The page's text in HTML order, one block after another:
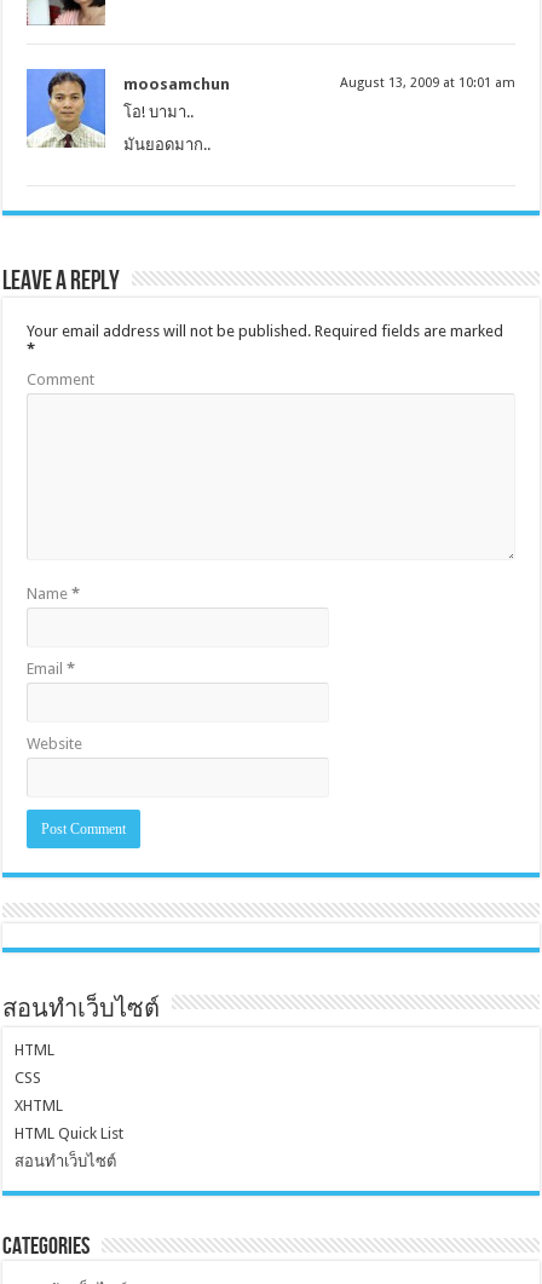
moosamchun August 13, 2009 at 10:01 am
โอ! บามา..
มันยอดมาก..
Leave a Reply
Your email address will not be published. Required fields are marked
*
Comment
Name*
Email*
Website
สอนทำเว็บไซต์
HTML
CSS
XHTML
HTML Quick List
สอนทำเว็บไซต์
Categories